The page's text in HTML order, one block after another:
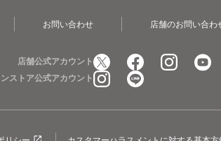
お問い合わせ 店舗のお問い合わ
店舗公式アカウント
ストア公式アカウント